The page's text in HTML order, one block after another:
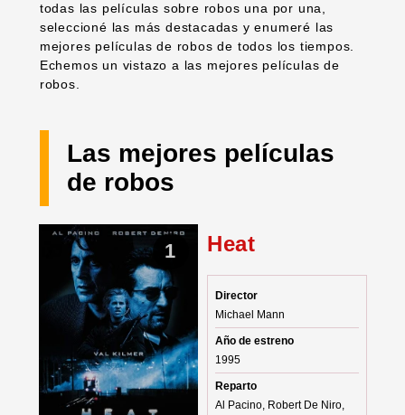
todas las películas sobre robos una por una,
seleccioné las más destacadas y enumeré las
mejores películas de robos de todos los tiempos.
Echemos un vistazo a las mejores películas de
robos.
Las mejores películas
de robos
1 Heat
Director
Michael Mann
Año de estreno
1995
Reparto
Al Pacino, Robert De Niro,